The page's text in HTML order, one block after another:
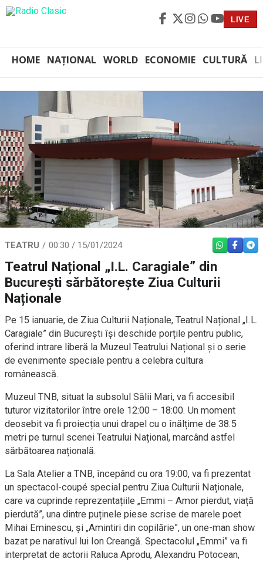
LIVE
HOME NAȚIONAL WORLD ECONOMIE CULTURĂ
TEATRU 00:30 / 15/01/2024 WHATSAPP
Teatrul Național „I.L. Caragiale” din
București sărbătorește Ziua Culturii
Naționale
Pe 15 ianuarie, de Ziua Culturii Naționale, Teatrul Național „I.L.
Caragiale” din București își deschide porțile pentru public,
oferind intrare liberă la Muzeul Teatrului Național și o serie
de evenimente speciale pentru a celebra cultura
românească.
Muzeul TNB, situat la subsolul Sălii Mari, va fi accesibil
tuturor vizitatorilor între orele 12:00 – 18:00. Un moment
deosebit va fi proiecția unui drapel cu o înălțime de 38.5
metri pe turnul scenei Teatrului Național, marcând astfel
sărbătoarea națională.
La Sala Atelier a TNB, începând cu ora 19:00, va fi prezentat
un spectacol-coupé special pentru Ziua Culturii Naționale,
care va cuprinde reprezentațiile „Emmi – Amor pierdut, viață
pierdută”, una dintre puținele piese scrise de marele poet
Mihai Eminescu, și „Amintiri din copilărie”, un one-man show
bazat pe narativul lui Ion Creangă. Spectacolul „Emmi” va fi
interpretat de actorii Raluca Aprodu, Alexandru Potocean,